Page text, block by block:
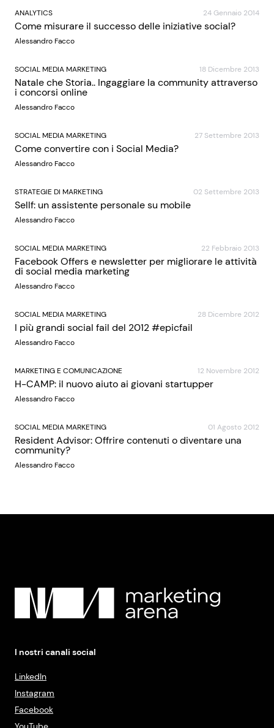
ANALYTICS 24 Gennaio 2014
Come misurare il successo delle iniziative social?
Alessandro Facco
SOCIAL MEDIA MARKETING 18 Dicembre 2013
Natale che Storia.. Ingaggiare la community attraverso
i concorsi online
Alessandro Facco
SOCIAL MEDIA MARKETING 27 Settembre 2013
Come convertire con i Social Media?
Alessandro Facco
STRATEGIE DI MARKETING 02 Settembre 2013
Sellf: un assistente personale su mobile
Alessandro Facco
SOCIAL MEDIA MARKETING 22 Febbraio 2013
Facebook Offers e newsletter per migliorare le attività
di social media marketing
Alessandro Facco
SOCIAL MEDIA MARKETING 28 Dicembre 2012
I più grandi social fail del 2012 #epicfail
Alessandro Facco
MARKETING E COMUNICAZIONE 12 Novembre 2012
H-CAMP: il nuovo aiuto ai giovani startupper
Alessandro Facco
SOCIAL MEDIA MARKETING 01 Agosto 2012
Resident Advisor: Offrire contenuti o diventare una
community?
Alessandro Facco
I nostri canali social
LinkedIn
Instagram
Facebook